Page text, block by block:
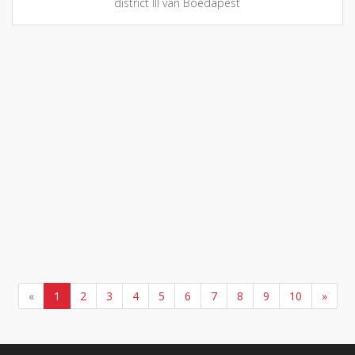
« 1 2 3 4 5 6 7 8 9 10 »